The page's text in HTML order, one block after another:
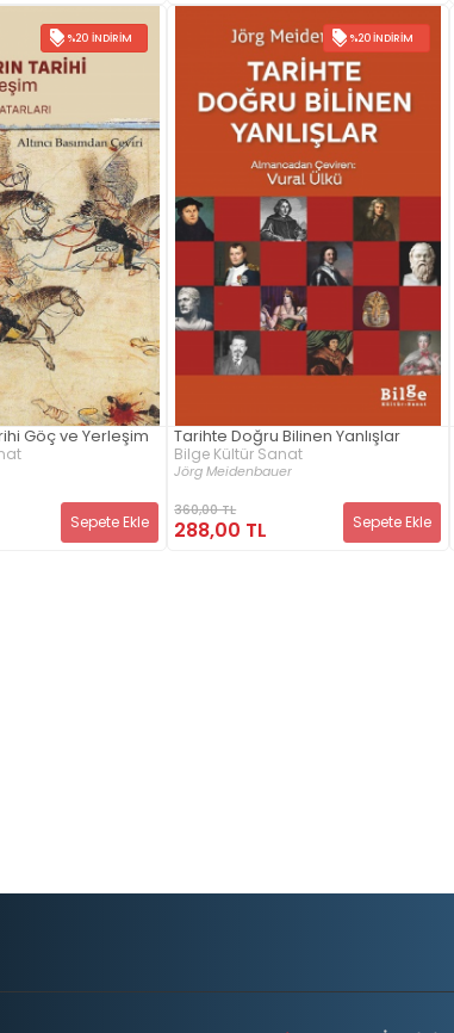
%20 İNDIRIM
Göç ve Yerleşim
Sepete Ekle
%20 İNDIRIM
Tarihte Doğru Bilinen Yanlışlar
Bilge Kültür Sanat
Jörg Meidenbauer
360,00 TL
288,00 TL Sepete Ekle